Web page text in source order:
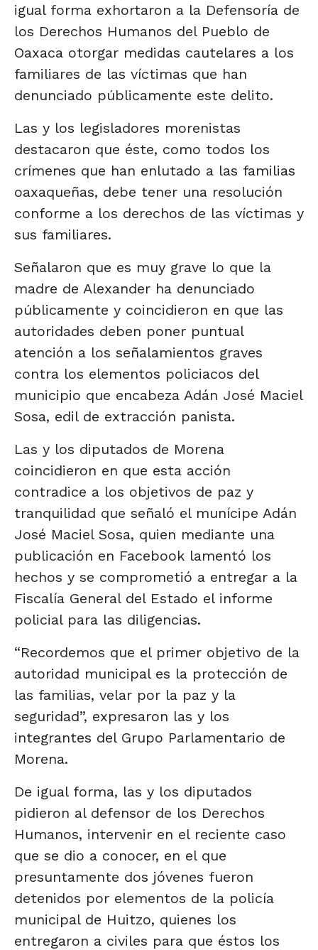
igual forma exhortaron a la Defensoría de
los Derechos Humanos del Pueblo de
Oaxaca otorgar medidas cautelares a los
familiares de las víctimas que han
denunciado públicamente este delito.
Las y los legisladores morenistas
destacaron que éste, como todos los
crímenes que han enlutado a las familias
oaxaqueñas, debe tener una resolución
conforme a los derechos de las víctimas y
sus familiares.
Señalaron que es muy grave lo que la
madre de Alexander ha denunciado
públicamente y coincidieron en que las
autoridades deben poner puntual
atención a los señalamientos graves
contra los elementos policiacos del
municipio que encabeza Adán José Maciel
Sosa, edil de extracción panista.
Las y los diputados de Morena
coincidieron en que esta acción
contradice a los objetivos de paz y
tranquilidad que señaló el munícipe Adán
José Maciel Sosa, quien mediante una
publicación en Facebook lamentó los
hechos y se comprometió a entregar a la
Fiscalía General del Estado el informe
policial para las diligencias.
“Recordemos que el primer objetivo de la
autoridad municipal es la protección de
las familias, velar por la paz y la
seguridad”, expresaron las y los
integrantes del Grupo Parlamentario de
Morena.
De igual forma, las y los diputados
pidieron al defensor de los Derechos
Humanos, intervenir en el reciente caso
que se dio a conocer, en el que
presuntamente dos jóvenes fueron
detenidos por elementos de la policía
municipal de Huitzo, quienes los
entregaron a civiles para que éstos los